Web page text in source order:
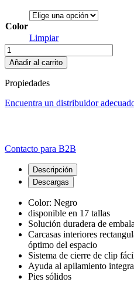
Color
Limpiar
Maxi.case
ABS.48
I
B&W
Maxibag
0.5-
Añadir al carrito
Propiedades
Encuentra un distribuidor
Contacto para B2B
Descripción
Descargas
Color: Negro
disponible en 17 tallas
Solución duradera de
Carcasas interiores
óptimo del espacio
Sistema de cierre de clip
Ayuda al apilamiento
Pies sólidos